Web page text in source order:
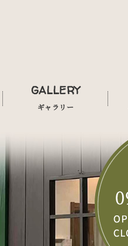
GALLERY
ギャラリー